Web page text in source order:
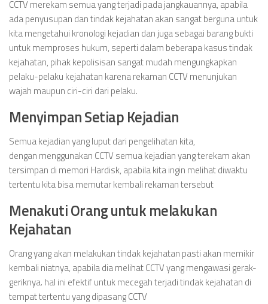
CCTV merekam semua yang terjadi pada jangkauannya, apabila
ada penyusupan dan tindak kejahatan akan sangat berguna untuk
kita mengetahui kronologi kejadian dan juga sebagai barang bukti
untuk memproses hukum, seperti dalam beberapa kasus tindak
kejahatan, pihak kepolisisan sangat mudah mengungkapkan
pelaku-pelaku kejahatan karena rekaman CCTV menunjukan
wajah maupun ciri-ciri dari pelaku.
Menyimpan Setiap Kejadian
Semua kejadian yang luput dari pengelihatan kita,
dengan menggunakan CCTV semua kejadian yang terekam akan
tersimpan di memori Hardisk, apabila kita ingin melihat diwaktu
tertentu kita bisa memutar kembali rekaman tersebut
Menakuti Orang untuk melakukan
Kejahatan
Orang yang akan melakukan tindak kejahatan pasti akan memikir
kembali niatnya, apabila dia melihat CCTV yang mengawasi gerak-
geriknya. hal ini efektif untuk mecegah terjadi tindak kejahatan di
tempat tertentu yang dipasang CCTV